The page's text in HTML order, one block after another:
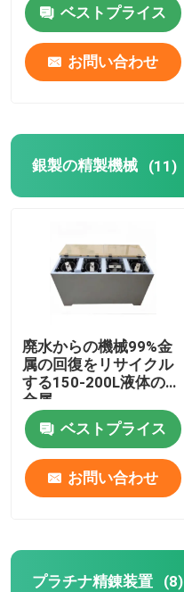
ベストプライス
お問い合わせ
銀製の精製機械 (11)
廃水からの機械99%金
属の回復をリサイクル
する150-200L液体の貴
金属
ベストプライス
お問い合わせ
プラチナ精錬装置 (8)